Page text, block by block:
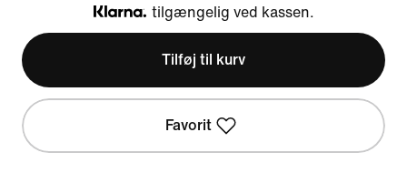
Klarna
tilgængelig ved kassen.
Tilføj til kurv
Favorit